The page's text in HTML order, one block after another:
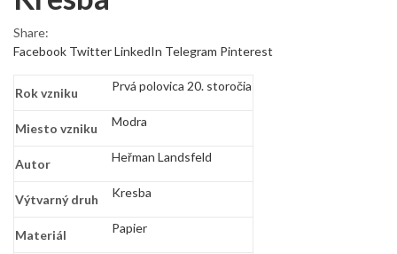
Share:
Facebook TwitterLinkedIn Telegram Pinterest
Rok vzniku Prvá polovica 20. storočia
Miesto vzniku Modra
Autor Heřman Landsfeld
Výtvarný druh Kresba
Materiál Papier